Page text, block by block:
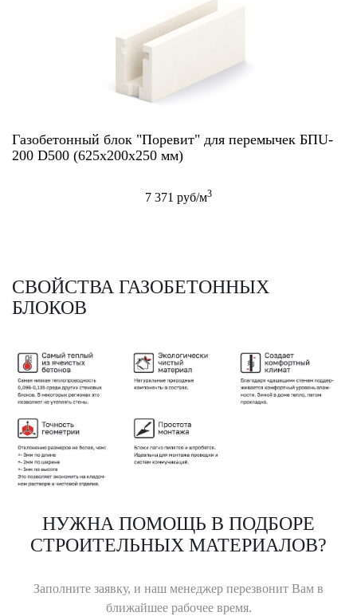
Газобетонный блок "Поревит" для перемычек БПU-
200 D500 (625х200х250 мм)
7 371 руб/м3
СВОЙСТВА ГАЗОБЕТОННЫХ
БЛОКОВ
НУЖНА ПОМОЩЬ В ПОДБОРЕ
СТРОИТЕЛЬНЫХ МАТЕРИАЛОВ?
Заполните заявку, и наш менеджер перезвонит Вам в
ближайшее рабочее время.